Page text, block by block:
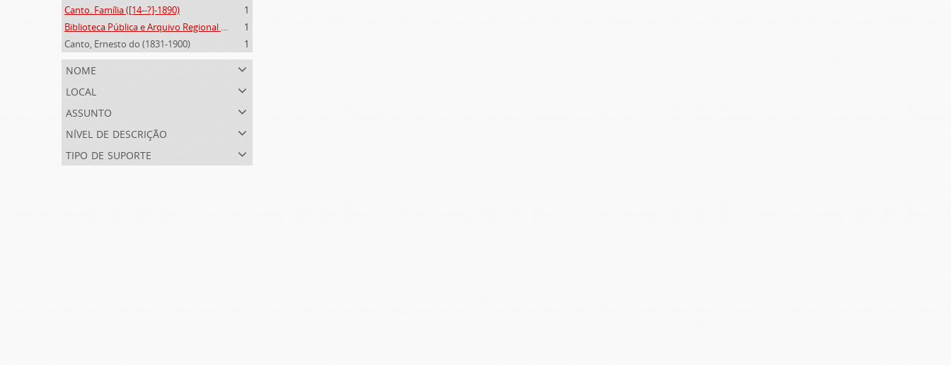
Canto. Família ([14--?]-1890)
1
Biblioteca Pública e Arquivo Regional de Ponta Delgada (1841- )
1
Canto, Ernesto do (1831-1900)
1
nome
local
assunto
nível de descrição
tipo de suporte